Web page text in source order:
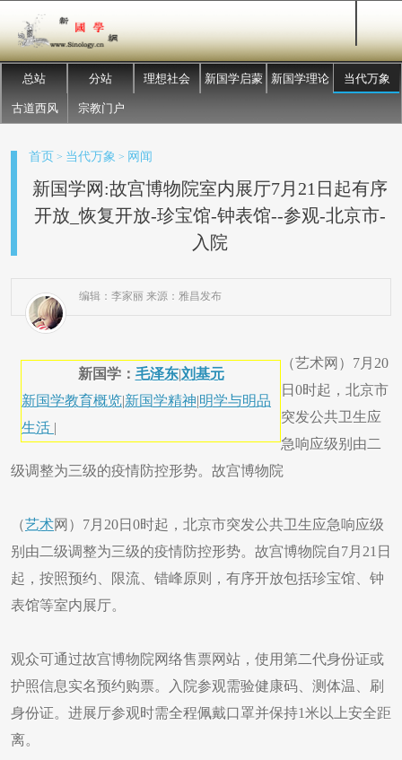
总站 分站 理想社会 新国学启蒙 新国学理论 当代万象
古道西风 宗教门户
首页 > 当代万象 > 网闻
新国学网:故宫博物院室内展厅7月21日起有序
开放_恢复开放-珍宝馆-钟表馆--参观-北京市-
入院
编辑：李家丽 来源：雅昌发布
新国学： 毛泽东|刘基元
新国学教育概览|新国学精神|明学与明品
生活 |
（艺术网）7月20
日0时起，北京市
突发公共卫生应
急响应级别由二
级调整为三级的疫情防控形势。故宫博物院
（艺术网）7月20日0时起，北京市突发公共卫生应急响应级
别由二级调整为三级的疫情防控形势。故宫博物院自7月21日
起，按照预约、限流、错峰原则，有序开放包括珍宝馆、钟
表馆等室内展厅。
观众可通过故宫博物院网络售票网站，使用第二代身份证或
护照信息实名预约购票。入院参观需验健康码、测体温、刷
身份证。进展厅参观时需全程佩戴口罩并保持1米以上安全距
离。